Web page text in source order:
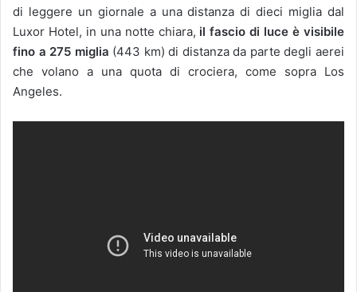
di leggere un giornale a una distanza di dieci miglia dal
Luxor Hotel, in una notte chiara, il fascio di luce è visibile
fino a 275 miglia (443 km) di distanza da parte degli aerei
che volano a una quota di crociera, come sopra Los
Angeles.